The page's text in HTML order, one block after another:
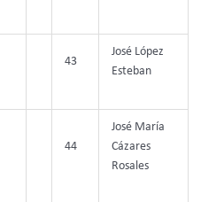
43
José López
Esteban
44
José María
Cázares
Rosales